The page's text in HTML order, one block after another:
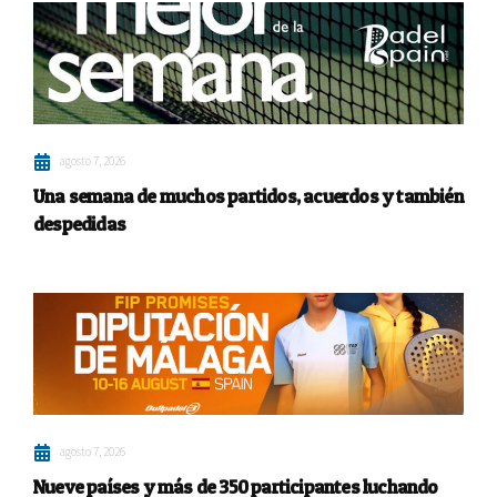
agosto 7, 2026
Una semana de muchos partidos, acuerdos y también
despedidas
agosto 7, 2026
Nueve países y más de 350 participantes luchando